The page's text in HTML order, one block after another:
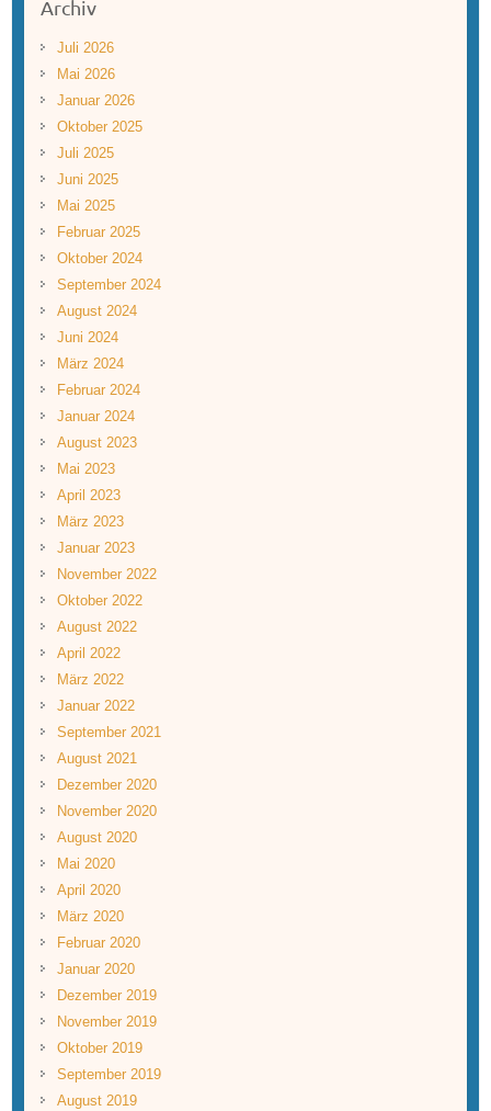
Archiv
Juli 2026
Mai 2026
Januar 2026
Oktober 2025
Juli 2025
Juni 2025
Mai 2025
Februar 2025
Oktober 2024
September 2024
August 2024
Juni 2024
März 2024
Februar 2024
Januar 2024
August 2023
Mai 2023
April 2023
März 2023
Januar 2023
November 2022
Oktober 2022
August 2022
April 2022
März 2022
Januar 2022
September 2021
August 2021
Dezember 2020
November 2020
August 2020
Mai 2020
April 2020
März 2020
Februar 2020
Januar 2020
Dezember 2019
November 2019
Oktober 2019
September 2019
August 2019